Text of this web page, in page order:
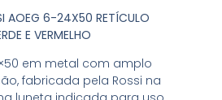
AOEG 6-24X50 RETÍCULO
E VERMELHO
em metal com amplo
fabricada pela Rossi na